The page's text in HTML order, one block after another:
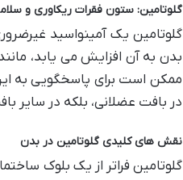
گلوتامین: ستون فقرات ریکاوری و
گلوتامین یک آمینواسید
بدن به آن افزایش می یابد،
ممکن است برای پاسخگویی به
در بافت عضلانی، بلکه در سایر
نقش های کلیدی گلوتامین در بدن
گلوتامین فراتر از یک بلوک